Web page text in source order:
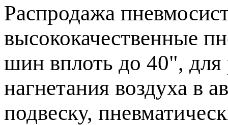
Распродажа
высококачественные
шин вплоть до 40",
нагнетания воздуха в
подвеску,